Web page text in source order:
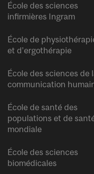
École des sciences
infirmières Ingram
École de
et d’ergothérapie
École des sciences de
communication
École de santé des
populations et de
mondiale
École des sciences
biomédicales